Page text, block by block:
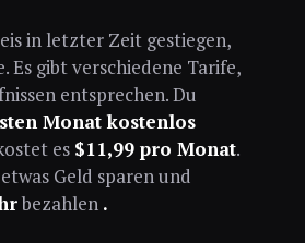
in letzter Zeit gestiegen,
Es gibt verschiedene Tarife,
entsprechen. Du
Monat kostenlos
es $11,99 pro Monat.
Geld sparen und
bezahlen .